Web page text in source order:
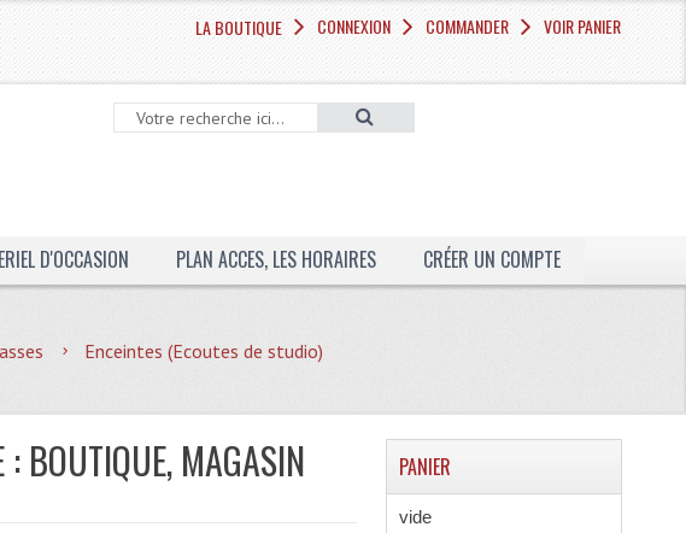
LA BOUTIQUE CONNEXION COMMANDER VOIR PANIER
D'OCCASION PLAN ACCES, LES HORAIRES CRÉER UN COMPTE
Enceintes (Ecoutes de studio)
: BOUTIQUE, MAGASIN PANIER
vide